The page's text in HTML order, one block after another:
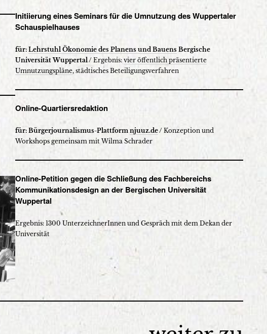
Initiierung eines Seminars für die Umnutzung des Wuppertaler
Schauspielhauses
für: Lehrstuhl Ökonomie des Planens und Bauens Bergische
Universität Wuppertal / Ergebnis: vier öffentlich präsentierte
Umnutzungspläne, städtisches Beteiligungsverfahren
Online-Quartiersredaktion
für: Bürgerjournalismus-Plattform njuuz.de/ Konzeption und
Workshops gemeinsam mit Wilma Schrader
Online-Petitiongegen dieSchließung des Fachbereichs
Kommunikationsdesign an der Bergischen Universität
Wuppertal
Ergebnis: 1300 UnterzeichnerInnen und Gespräch mit dem Dekan der
Universität